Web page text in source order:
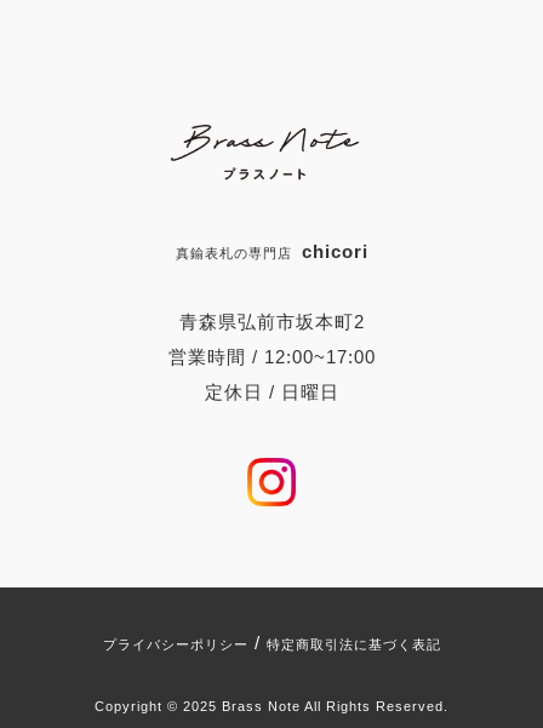
真鍮表札の専門店 chicori
青森県弘前市坂本町2
営業時間 / 12:00~17:00
定休日 / 日曜日
プライバシーポリシー / 特定商取引法に基づく表記
Copyright © 2025 Brass Note All Rights Reserved.